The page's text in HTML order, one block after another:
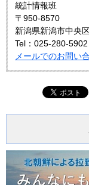
統計情報班
〒950-8570
新潟県新潟市中央
Tel：025-280-5902
メールでのお問い